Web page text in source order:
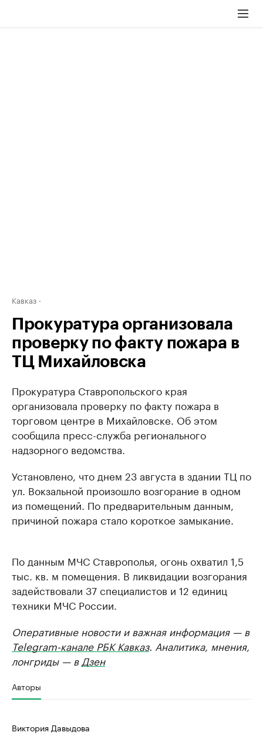
Кавказ
Прокуратура организовала
проверку по факту пожара в
ТЦ Михайловска
Прокуратура Ставропольского края
организовала проверку по факту пожара в
торговом центре в Михайловске. Об этом
сообщила пресс-служба регионального
надзорного ведомства.
Установлено, что днем 23 августа в здании ТЦ по
ул. Вокзальной произошло возгорание в одном
из помещений. По предварительным данным,
причиной пожара стало короткое замыкание.
По данным МЧС Ставрополья, огонь охватил 1,5
тыс. кв. м помещения. В ликвидации возгорания
задействовали 37 специалистов и 12 единиц
техники МЧС России.
Оперативные новости и важная информация — в
Telegram-канале РБК Кавказ. Аналитика, мнения,
лонгриды — в Дзен
Авторы
Виктория Давыдова